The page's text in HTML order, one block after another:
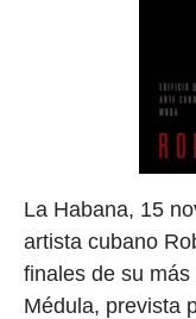
La Habana, 15
artista cubano
finales de su
Médula, prevista